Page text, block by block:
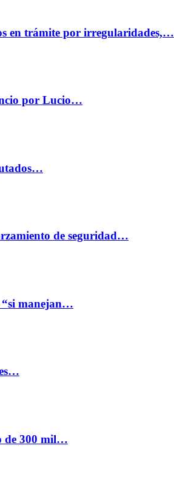
en trámite por irregularidades,…
por Lucio…
de seguridad…
“si manejan…
de 300 mil…